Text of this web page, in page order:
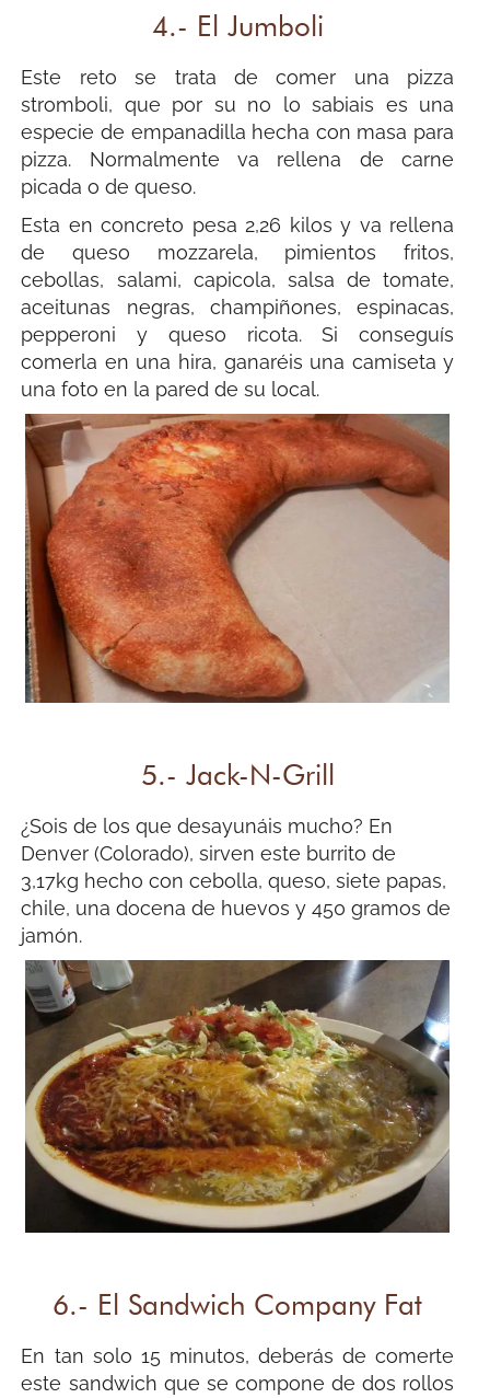
4.- El Jumboli
Este reto se trata de comer una pizza
stromboli, que por su no lo sabiais es una
especie de empanadilla hecha con masa para
pizza. Normalmente va rellena de carne
picada o de queso.
Esta en concreto pesa 2,26 kilos y va rellena
de queso mozzarela, pimientos fritos,
cebollas, salami, capicola, salsa de tomate,
aceitunas negras, champiñones, espinacas,
pepperoni y queso ricota. Si conseguís
comerla en una hira, ganaréis una camiseta y
una foto en la pared de su local.
5.- Jack-N-Grill
¿Sois de los que desayunáis mucho? En
Denver (Colorado), sirven este burrito de
3,17kg hecho con cebolla, queso, siete papas,
chile, una docena de huevos y 450 gramos de
jamón.
6.- El Sandwich Company Fat
En tan solo 15 minutos, deberás de comerte
este sandwich que se compone de dos rollos